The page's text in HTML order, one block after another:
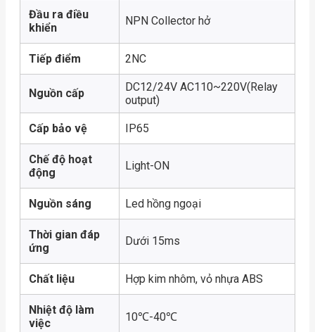
Đầu ra điều
khiển
NPN Collector hở
Tiếp điểm 2NC
Nguồn cấp
DC12/24V AC110~220V(Relay
output)
Cấp bảo vệ IP65
Chế độ hoạt
động
Light-ON
Nguồn sáng Led hồng ngoại
Thời gian đáp
ứng
Dưới 15ms
Chất liệu Hợp kim nhôm, vỏ nhựa ABS
Nhiệt độ làm
việc
10℃-40℃